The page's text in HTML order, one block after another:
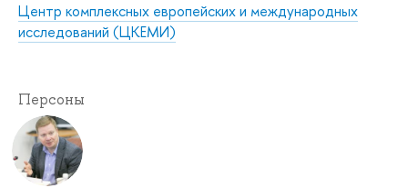
Центр комплексных европейских и международных
исследований (ЦКЕМИ)
Персоны